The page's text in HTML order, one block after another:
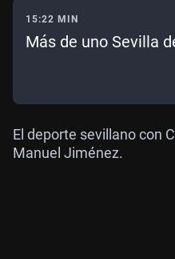
15:22 MIN
Más de uno Sevilla
El deporte sevillano con
Manuel Jiménez.